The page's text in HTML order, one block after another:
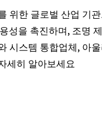
글로벌 산업 기관
을 촉진하며, 조명
스템 통합업체, 아
세히 알아보세요